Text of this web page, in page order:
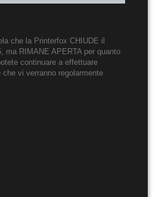
che la Printerfox CHIUDE il
ma RIMANE APERTA per quanto
continuare a effettuare
vi verranno regolarmente